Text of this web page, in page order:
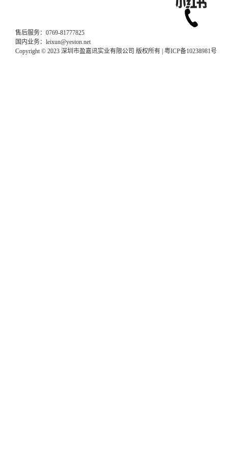
售后服务：0769-81777825
国内业务：leixun@yeston.net
Copyright © 2023 深圳市盈嘉讯实业有限公司 版权所有 | 粤ICP备10238981号